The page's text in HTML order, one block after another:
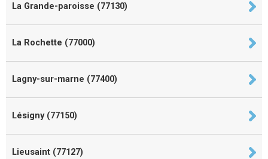
La Grande-paroisse (77130)
La Rochette (77000)
Lagny-sur-marne (77400)
Lésigny (77150)
Lieusaint (77127)